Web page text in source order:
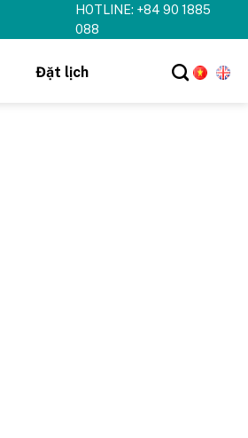
HOTLINE: +84 90 1885
088
Đặt lịch